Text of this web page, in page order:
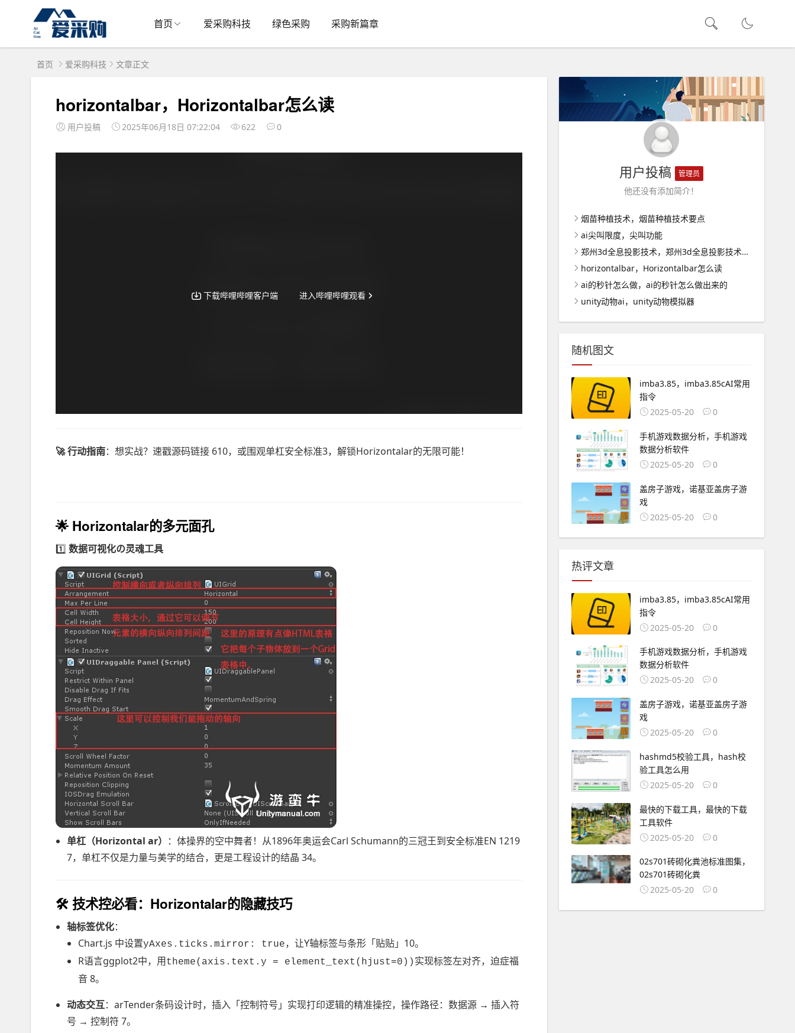
首页 爱采购科技 绿色采购 采购新篇章
首页 爱采购科技 文章正文
horizontalbar，Horizontalbar怎么读
用户投稿 2025年06月18日 07:22:04 622 0
🚀 行动指南：想实战？速戳源码链接 610，或围观单杠安全标准3，解锁Horizontalar的无限可能！
🌟 Horizontalar的多元面孔
1️⃣ 数据可视化の灵魂工具
单杠（Horizontal ar） ：体操界的空中舞者！从1896年奥运会Carl Schumann的三冠王到安全标准EN 1219
7，单杠不仅是力量与美学的结合，更是工程设计的结晶 34。
🛠 技术控必看：Horizontalar的隐藏技巧
轴标签优化：
Chart.js 中设置yAxes.ticks.mirror: true，让Y轴标签与条形「贴贴」10。
R语言ggplot2中，用theme(axis.text.y = element_text(hjust=0)) 实现标签左对齐，迫症福
音 8。
动态交互：arTender条码设计时，插入「控制符号」实现打印逻辑的精准操控，操作路径：数据源 → 插入符
号 → 控制符 7。
用户投稿 管理员
他还没有添加简介！
烟苗种植技术，烟苗种植技术要点
ai尖叫限度，尖叫功能
郑州3d全息投影技术，郑州3d全息投影技术有限公司
horizontalbar，Horizontalbar怎么读
ai的秒针怎么做，ai的秒针怎么做出来的
unity动物ai，unity动物模拟器
随机图文
imba3.85，imba3.85cAI常用
指令
2025-05-20
0
手机游戏数据分析，手机游戏
数据分析软件
2025-05-20
0
盖房子游戏，诺基亚盖房子游
戏
2025-05-20
0
热评文章
imba3.85，imba3.85cAI常用
指令
2025-05-20
0
手机游戏数据分析，手机游戏
数据分析软件
2025-05-20
0
盖房子游戏，诺基亚盖房子游
戏
2025-05-20
0
hashmd5校验工具，hash校
验工具怎么用
2025-05-20
0
最快的下载工具，最快的下载
工具软件
2025-05-20
0
02s701砖砌化粪池标准图集，
02s701砖砌化粪
2025-05-20
0